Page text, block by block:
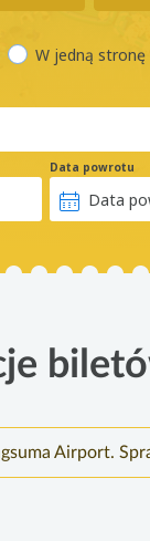
W jedną stronę
Data powrotu
Airport.